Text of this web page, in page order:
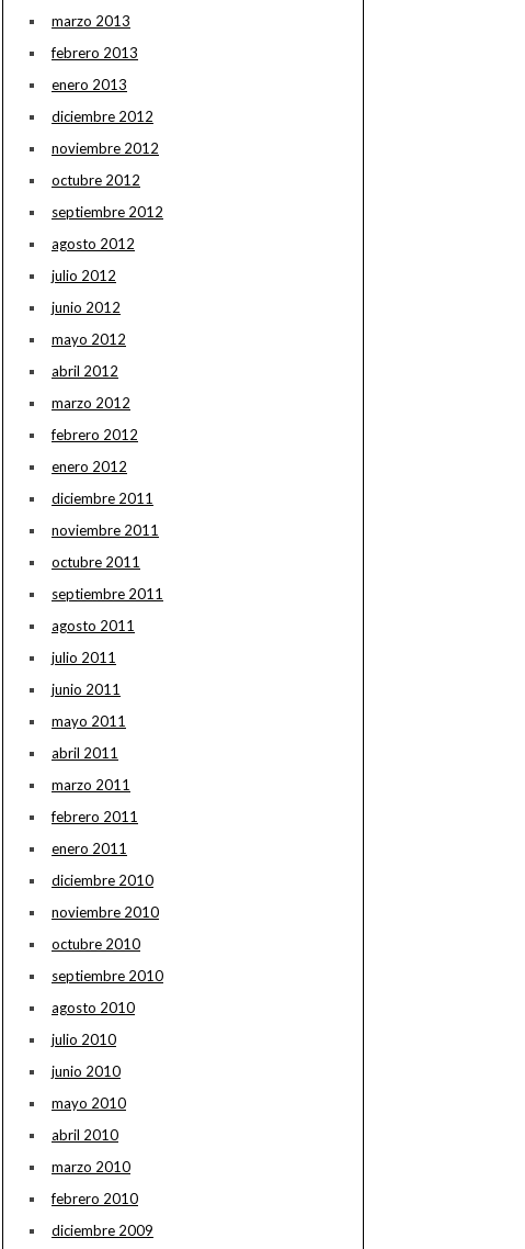
marzo 2013
febrero 2013
enero 2013
diciembre 2012
noviembre 2012
octubre 2012
septiembre 2012
agosto 2012
julio 2012
junio 2012
mayo 2012
abril 2012
marzo 2012
febrero 2012
enero 2012
diciembre 2011
noviembre 2011
octubre 2011
septiembre 2011
agosto 2011
julio 2011
junio 2011
mayo 2011
abril 2011
marzo 2011
febrero 2011
enero 2011
diciembre 2010
noviembre 2010
octubre 2010
septiembre 2010
agosto 2010
julio 2010
junio 2010
mayo 2010
abril 2010
marzo 2010
febrero 2010
diciembre 2009